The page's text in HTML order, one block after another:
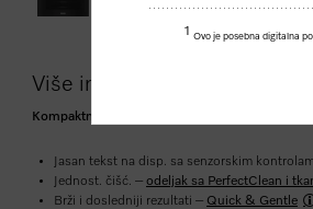
Više informacija o proizvodu
Kompaktna mikrotalasna kombinovana rerna
Jasan tekst na disp. sa senzorskim
Jednost. čišć. – odeljak sa PerfectClean i
Brži i dosledniji rezultati – Quick & Gentle
1 Ovo je posebna digitalna